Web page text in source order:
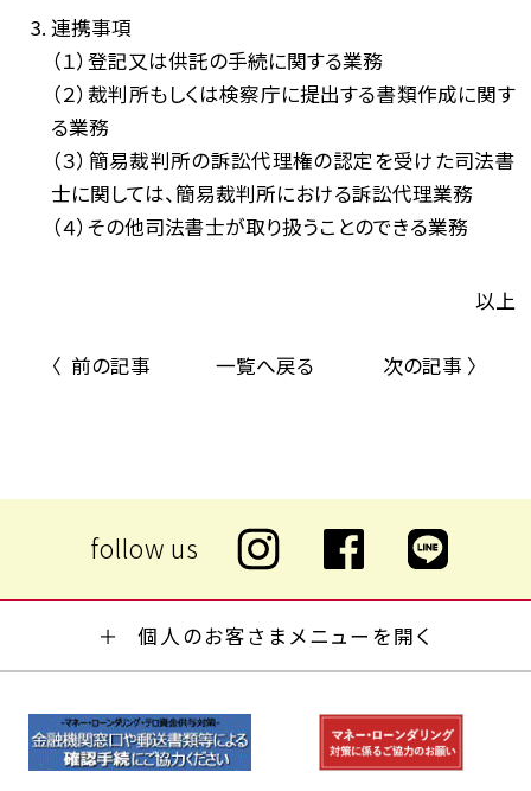
連携事項
（１）登記又は供託の手続に関する業務
（２）裁判所もしくは検察庁に提出する書類作成に関す
る業務
（３）簡易裁判所の訴訟代理権の認定を受けた司法書
士に関しては、簡易裁判所における訴訟代理業務
（４）その他司法書士が取り扱うことのできる業務
以上
〈 前の記事 一覧へ戻る 次の記事 〉
個人のお客さまメニューを開く